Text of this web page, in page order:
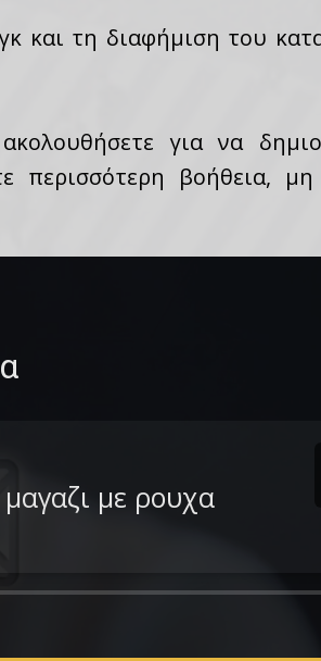
και τη διαφήμιση του
για να
περισσότερη βοήθεια, μη
μαγαζι με ρουχα